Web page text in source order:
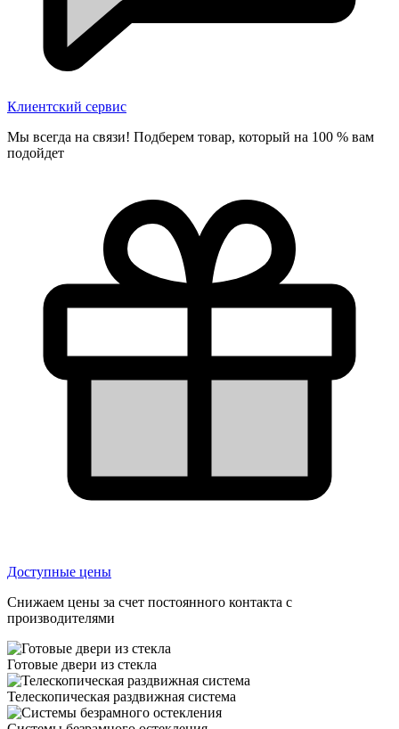
Клиентский сервис
Мы всегда на связи! Подберем товар, который на 100 % вам
подойдет
Доступные цены
Снижаем цены за счет постоянного контакта с
производителями
Готовые двери из стекла
Телескопическая раздвижная система